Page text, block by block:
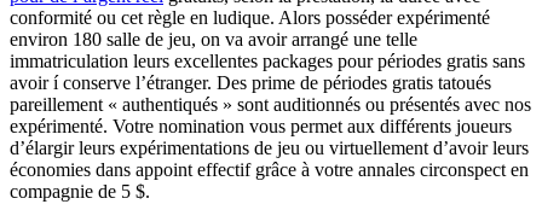
conformité ou cet règle en ludique. Alors posséder expérimenté
environ 180 salle de jeu, on va avoir arrangé une telle
immatriculation leurs excellentes packages pour périodes gratis sans
avoir í conserve l’étranger. Des prime de périodes gratis tatoués
pareillement « authentiqués » sont auditionnés ou présentés avec nos
expérimenté. Votre nomination vous permet aux différents joueurs
d’élargir leurs expérimentations de jeu ou virtuellement d’avoir leurs
économies dans appoint effectif grâce à votre annales circonspect en
compagnie de 5 $.